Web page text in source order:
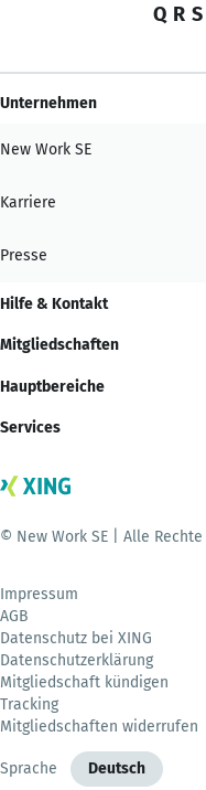
Q R S
Unternehmen
New Work SE
Karriere
Presse
Hilfe & Kontakt
Mitgliedschaften
Hauptbereiche
Services
© New Work SE | Alle
Impressum
AGB
Datenschutz bei XING
Datenschutzerklärung
Mitgliedschaft kündigen
Tracking
Mitgliedschaften widerrufen
Sprache Deutsch